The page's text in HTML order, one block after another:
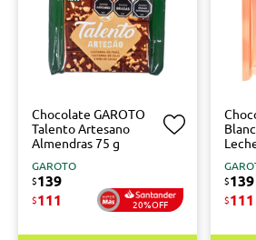
Chocolate GAROTO
Talento Artesano
Almendras 75 g
GAROTO
$139
$111 20%OFF
$139
$111